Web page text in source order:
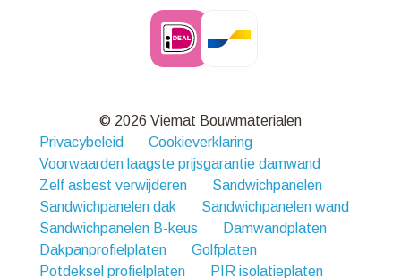
© 2026 Viemat Bouwmaterialen
Privacybeleid
Cookieverklaring
Voorwaarden laagste prijsgarantie damwand
Zelf asbest verwijderen
Sandwichpanelen
Sandwichpanelen dak
Sandwichpanelen wand
Sandwichpanelen B-keus
Damwandplaten
Dakpanprofielplaten
Golfplaten
Potdeksel profielplaten
PIR isolatieplaten